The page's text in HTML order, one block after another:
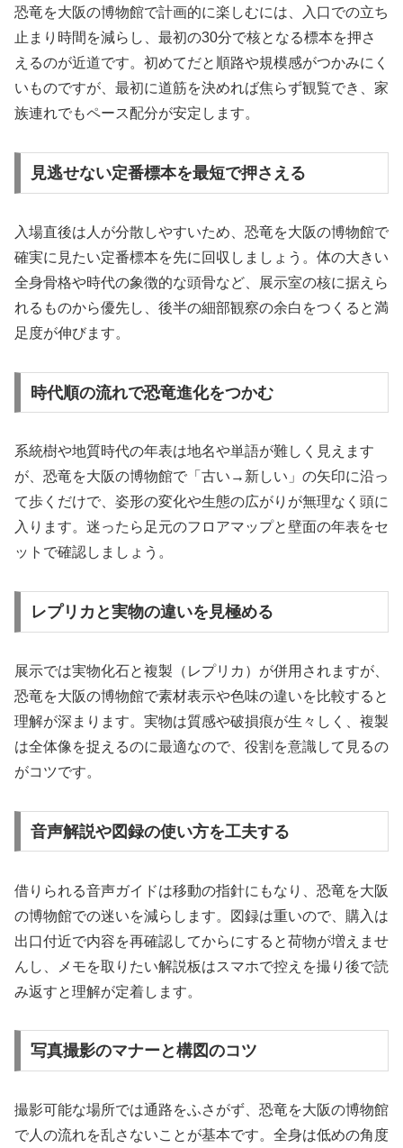
恐竜を大阪の博物館で計画的に楽しむには、入口での立ち
止まり時間を減らし、最初の30分で核となる標本を押さ
えるのが近道です。初めてだと順路や規模感がつかみにく
いものですが、最初に道筋を決めれば焦らず観覧でき、家
族連れでもペース配分が安定します。
見逃せない定番標本を最短で押さえる
入場直後は人が分散しやすいため、恐竜を大阪の博物館で
確実に見たい定番標本を先に回収しましょう。体の大きい
全身骨格や時代の象徴的な頭骨など、展示室の核に据えら
れるものから優先し、後半の細部観察の余白をつくると満
足度が伸びます。
時代順の流れで恐竜進化をつかむ
系統樹や地質時代の年表は地名や単語が難しく見えます
が、恐竜を大阪の博物館で「古い→新しい」の矢印に沿っ
て歩くだけで、姿形の変化や生態の広がりが無理なく頭に
入ります。迷ったら足元のフロアマップと壁面の年表をセ
ットで確認しましょう。
レプリカと実物の違いを見極める
展示では実物化石と複製（レプリカ）が併用されますが、
恐竜を大阪の博物館で素材表示や色味の違いを比較すると
理解が深まります。実物は質感や破損痕が生々しく、複製
は全体像を捉えるのに最適なので、役割を意識して見るの
がコツです。
音声解説や図録の使い方を工夫する
借りられる音声ガイドは移動の指針にもなり、恐竜を大阪
の博物館での迷いを減らします。図録は重いので、購入は
出口付近で内容を再確認してからにすると荷物が増えませ
んし、メモを取りたい解説板はスマホで控えを撮り後で読
み返すと理解が定着します。
写真撮影のマナーと構図のコツ
撮影可能な場所では通路をふさがず、恐竜を大阪の博物館
で人の流れを乱さないことが基本です。全身は低めの角度